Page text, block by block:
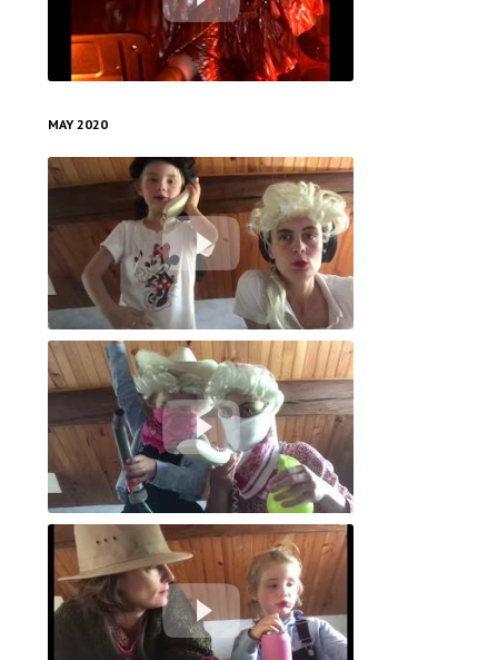
MAY 2020
Le 19 - Le canular téléphonique
Appel masqué - Gang barreaux